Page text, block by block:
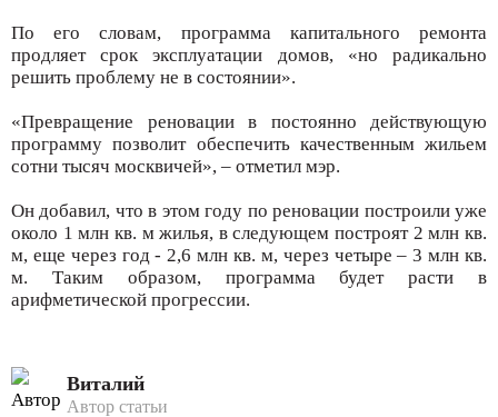
По его словам, программа капитального ремонта
продляет срок эксплуатации домов, «но радикально
решить проблему не в состоянии».
«Превращение реновации в постоянно действующую
программу позволит обеспечить качественным жильем
сотни тысяч москвичей», – отметил мэр.
Он добавил, что в этом году по реновации построили уже
около 1 млн кв. м жилья, в следующем построят 2 млн кв.
м, еще через год - 2,6 млн кв. м, через четыре – 3 млн кв.
м. Таким образом, программа будет расти в
арифметической прогрессии.
Виталий
Автор статьи